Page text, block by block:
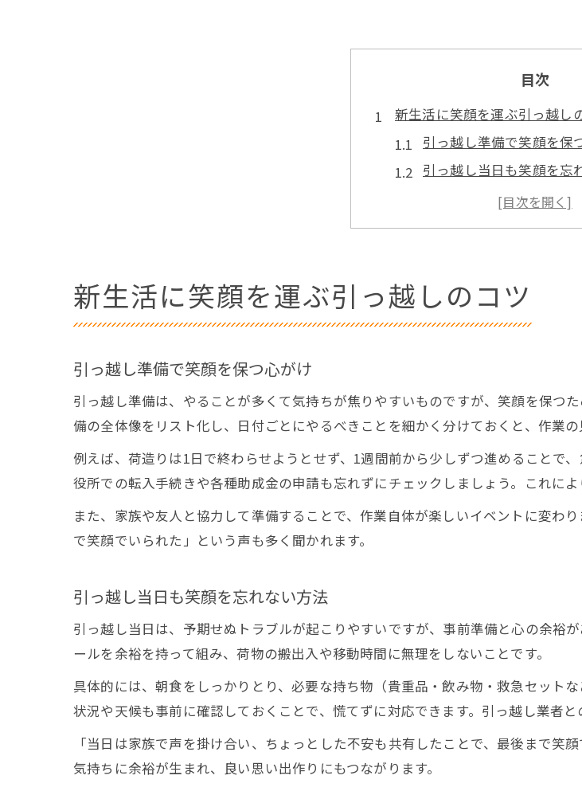
目次
新生活に笑顔を運ぶ引っ越し
引っ越し準備で笑顔を保
引っ越し当日も笑顔を忘
新生活で笑顔を増やす引
ストレスを減らす引っ越
久喜市で安心感に包まれる引
久喜市で安心できる引っ
久喜市ならではの安心な
引っ越し経験者が語る久
笑顔あふれる引っ越し準備の
引っ越し準備で笑顔を生
家族で協力する引っ越し
引っ越し後に楽しむ久喜
引っ越し後の久喜市で笑
引っ越し後の久喜市で出
新生活に笑顔を運ぶ引っ越しのコツ
引っ越し準備で笑顔を保つ心がけ
引っ越し準備は、やることが多くて気持ちが焦りやすいものですが、笑顔を保つ
備の全体像をリスト化し、日付ごとにやるべきことを細かく分けておくと、作業の
例えば、荷造りは1日で終わらせようとせず、1週間前から少しずつ進めることで
役所での転入手続きや各種助成金の申請も忘れずにチェックしましょう。これに
また、家族や友人と協力して準備することで、作業自体が楽しいイベントに変わ
で笑顔でいられた」という声も多く聞かれます。
引っ越し当日も笑顔を忘れない方法
引っ越し当日は、予期せぬトラブルが起こりやすいですが、事前準備と心の余裕
ールを余裕を持って組み、荷物の搬出入や移動時間に無理をしないことです。
具体的には、朝食をしっかりとり、必要な持ち物（貴重品・飲み物・救急セット
状況や天候も事前に確認しておくことで、慌てずに対応できます。引っ越し業者
「当日は家族で声を掛け合い、ちょっとした不安も共有したことで、最後まで笑
気持ちに余裕が生まれ、良い思い出作りにもつながります。